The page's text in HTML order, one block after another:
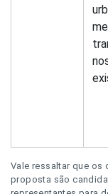
Vale ressaltar que os
proposta são